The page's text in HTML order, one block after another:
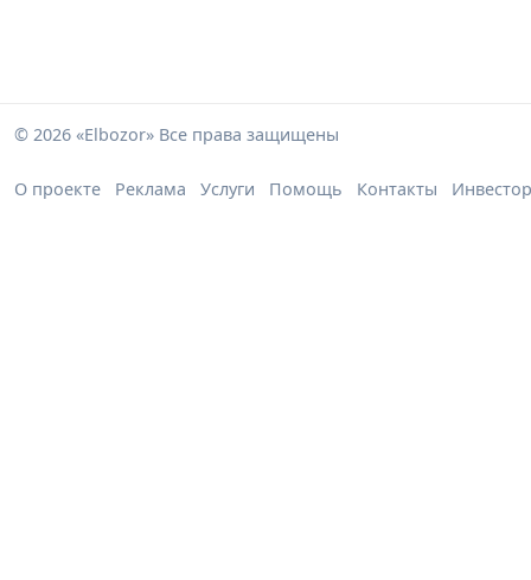
© 2026 «Elbozor» Все права защищены
О проекте Реклама Услуги Помощь Контакты